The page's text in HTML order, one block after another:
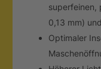
superfeinen,
0,13 mm)
Optimaler